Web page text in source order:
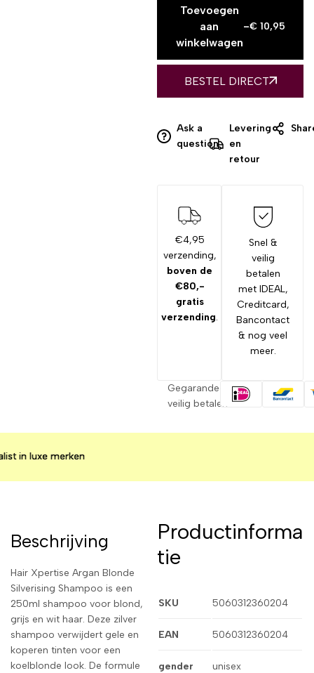
Toevoegen
aan
winkelwagen
-€ 10,95
BESTEL DIRECT
Ask a
question
Levering
en
retour
€4,95
verzending,
boven de
€80,-
gratis
verzending.
Snel &
veilig
betalen
met IDEAL,
Creditcard,
Bancontact
& nog veel
meer.
Gegarandeerd
veilig betalen
luxe merken
luxe merken
luxe merken
Beschrijving
Hair Xpertise Argan Blonde
Silverising Shampoo is een
250ml shampoo voor blond,
grijs en wit haar. Deze zilver
shampoo verwijdert gele en
koperen tinten voor een
koelblonde look. De formule
Productinforma
tie
SKU 5060312360204
EAN 5060312360204
gender unisex